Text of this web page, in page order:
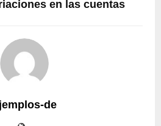
en las cuentas
de